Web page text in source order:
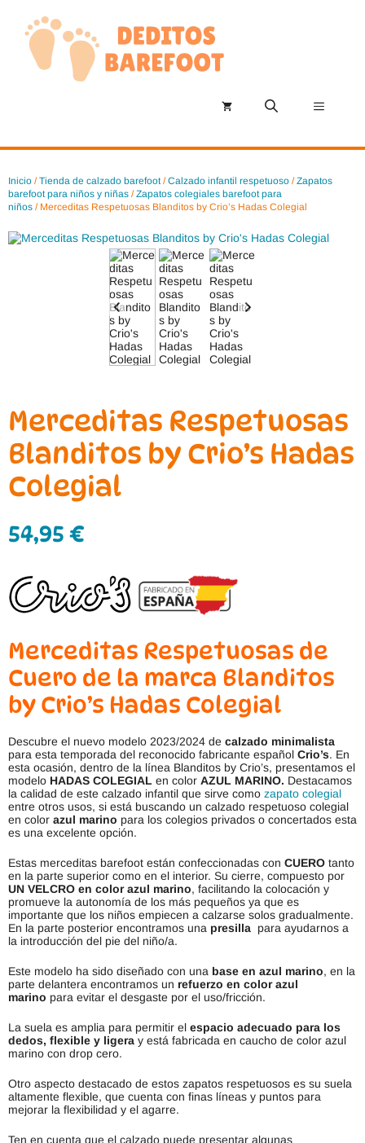
contenido
Menú
Inicio /Tienda de calzado barefoot/Calzado infantil respetuoso /Zapatos
barefoot para niños y niñas /Zapatos colegiales barefoot para
niños / Merceditas Respetuosas Blanditos by Crio’s Hadas Colegial
Merceditas Respetuosas
Blanditos by Crio’s Hadas
Colegial
54,95 €
Merceditas Respetuosas de
Cuero de la marca Blanditos
by Crio’s Hadas Colegial
Descubre el nuevo modelo 2023/2024 de calzado minimalista
para esta temporada del reconocido fabricante español Crio’s. En
esta ocasión, dentro de la línea Blanditos by Crio’s, presentamos el
modelo HADAS COLEGIAL en color AZUL MARINO. Destacamos
la calidad de este calzado infantil que sirve como zapato colegial
entre otros usos, si está buscando un calzado respetuoso colegial
en color azul marino para los colegios privados o concertados esta
es una excelente opción.
Estas merceditas barefoot están confeccionadas con CUERO tanto
en la parte superior como en el interior. Su cierre, compuesto por
UN VELCRO en color azul marino, facilitando la colocación y
promueve la autonomía de los más pequeños ya que es
importante que los niños empiecen a calzarse solos gradualmente.
En la parte posterior encontramos una presilla para ayudarnos a
la introducción del pie del niño/a.
Este modelo ha sido diseñado con una base en azul marino, en la
parte delantera encontramos un refuerzo en color azul
marino para evitar el desgaste por el uso/fricción.
La suela es amplia para permitir el espacio adecuado para los
dedos, flexible y ligera y está fabricada en caucho de color azul
marino con drop cero.
Otro aspecto destacado de estos zapatos respetuosos es su suela
altamente flexible, que cuenta con finas líneas y puntos para
mejorar la flexibilidad y el agarre.
Ten en cuenta que el calzado puede presentar algunas